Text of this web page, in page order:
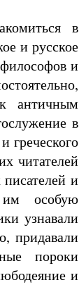
в
и русское
философов и
античным
в
греческого
читателей
писателей и
им особую
узнавали
придавали
пороки
и